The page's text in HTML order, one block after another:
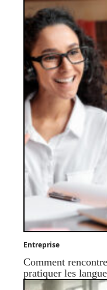
Entreprise
Comment
pratiquer les